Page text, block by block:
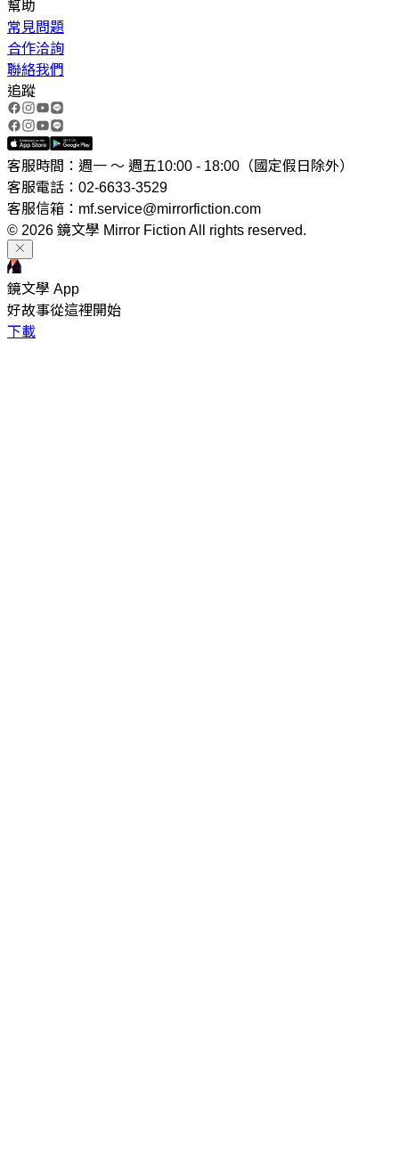
幫助
常見問題
合作洽詢
聯絡我們
追蹤
客服時間：週一 ～ 週五10:00 - 18:00（國定假日除外）
客服電話：02-6633-3529
客服信箱：mf.service@mirrorfiction.com
© 2026 鏡文學 Mirror Fiction All rights reserved.
鏡文學 App
好故事從這裡開始
下載